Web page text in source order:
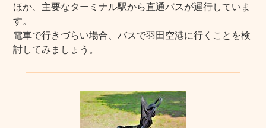
ほか、主要なターミナル駅から直通バスが運行していま
す。
電車で行きづらい場合、バスで羽田空港に行くことを検
討してみましょう。